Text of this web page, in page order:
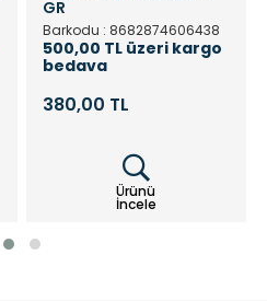
GR
Barkodu : 8682874606438
500,00 TL üzeri kargo
bedava
380,00 TL
Ürünü
İncele